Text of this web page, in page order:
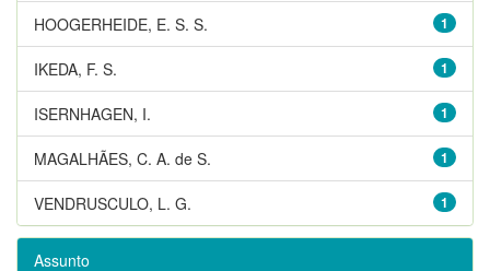
1
HOOGERHEIDE, E. S. S.
1
IKEDA, F. S.
1
ISERNHAGEN, I.
1
MAGALHÃES, C. A. de S.
1
VENDRUSCULO, L. G.
Assunto